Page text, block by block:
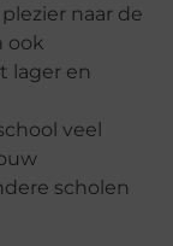
naar de
ook
lager en
veel
scholen